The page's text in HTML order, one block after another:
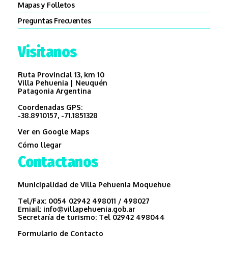
Mapas y Folletos
Preguntas Frecuentes
Visitanos
Ruta Provincial 13, km 10
Villa Pehuenia | Neuquén
Patagonia Argentina
Coordenadas GPS:
-38.8910157, -71.1851328
Ver en Google Maps
Cómo llegar
Contactanos
Municipalidad de Villa Pehuenia Moquehue
Tel/Fax: 0054 02942 498011 / 498027
Emiail: info@villapehuenia.gob.ar
Secretaría de turismo: Tel 02942 498044
Formulario de Contacto